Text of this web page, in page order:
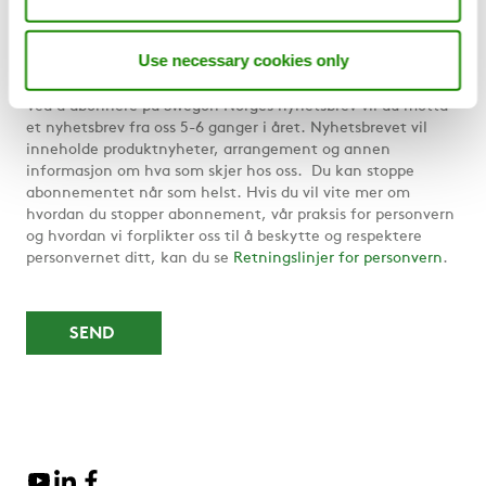
Use necessary cookies only
Ved å abonnere på Swegon Norges nyhetsbrev vil du motta
et nyhetsbrev fra oss 5-6 ganger i året. Nyhetsbrevet vil
inneholde produktnyheter, arrangement og annen
informasjon om hva som skjer hos oss. Du kan stoppe
abonnementet når som helst. Hvis du vil vite mer om
hvordan du stopper abonnement, vår praksis for personvern
og hvordan vi forplikter oss til å beskytte og respektere
personvernet ditt, kan du se Retningslinjer for personvern.